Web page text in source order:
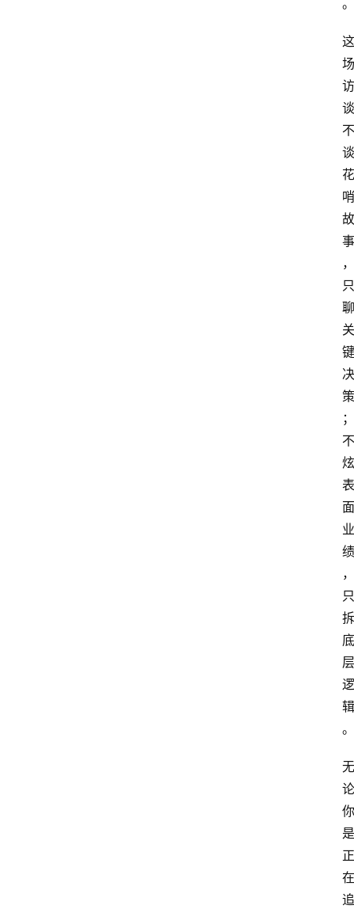
。
这
场
访
谈
不
谈
花
哨
故
事
，
只
聊
关
键
决
策
；
不
炫
表
面
业
绩
，
只
拆
底
层
逻
辑
。
无
论
你
是
正
在
追